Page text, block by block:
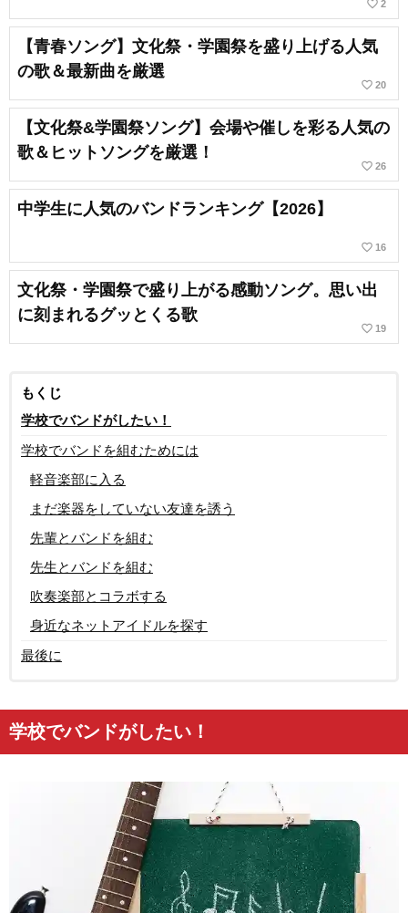
favorite_border 2
【青春ソング】文化祭・学園祭を盛り上げる人気
の歌＆最新曲を厳選
favorite_border 20
【文化祭&学園祭ソング】会場や催しを彩る人気の
歌＆ヒットソングを厳選！
favorite_border 26
中学生に人気のバンドランキング【2026】
favorite_border 16
文化祭・学園祭で盛り上がる感動ソング。思い出
に刻まれるグッとくる歌
favorite_border 19
もくじ
学校でバンドがしたい！
学校でバンドを組むためには
軽音楽部に入る
まだ楽器をしていない友達を誘う
先輩とバンドを組む
先生とバンドを組む
吹奏楽部とコラボする
身近なネットアイドルを探す
最後に
学校でバンドがしたい！